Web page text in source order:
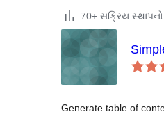
70+ સક્રિય સ્થાપનો
Generate table of